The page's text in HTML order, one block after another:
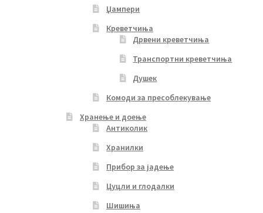
Џампери
Креветчиња
Дрвени креветчиња
Транспортни креветчиња
Душек
Комоди за пресоблекување
Хранење и доење
Антиколик
Хранилки
Прибор за јадење
Цуцли и глодалки
Шишиња